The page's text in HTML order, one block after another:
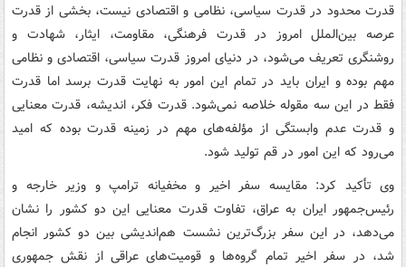
قدرت محدود در قدرت سیاسی، نظامی و اقتصادی نیست، بخشی از قدرت
عرصه بین‌الملل امروز در قدرت فرهنگی، مقاومت، ایثار، شهادت و
روشنگری تعریف می‌شود، در دنیای امروز قدرت سیاسی، اقتصادی و نظامی
مهم بوده و ایران باید در تمام این امور به نهایت قدرت برسد اما قدرت
فقط در این سه مقوله خلاصه نمی‌شود. قدرت فکر، اندیشه، قدرت معنایی
و قدرت عدم وابستگی از مؤلفه‌های مهم در زمینه قدرت بوده که امید
می‌رود که این امور در قم تولید شود.
وی تأکید کرد: مقایسه سفر اخیر و مخفیانه ترامپ و وزیر خارجه و
رئیس‌جمهور ایران به عراق، تفاوت قدرت معنایی این دو کشور را نشان
می‌دهد، در این سفر بزرگ‌ترین نشست هم‌اندیشی بین دو کشور انجام
شد، در سفر اخیر تمام گروه‌ها و قومیت‌های عراقی از نقش جمهوری